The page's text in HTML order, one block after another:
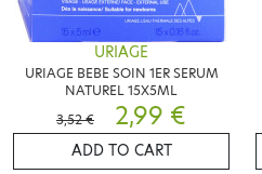
URIAGE
URIAGE BEBE SOIN 1ER SERUM
NATUREL 15X5ML
3,52 €
2,99 €
ADD TO CART